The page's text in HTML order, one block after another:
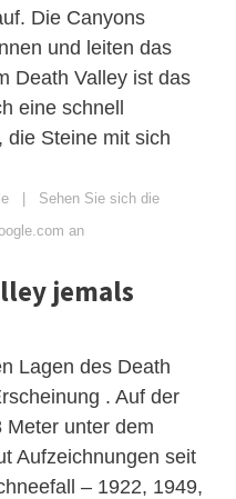
Die Canyons
und leiten das
Death Valley ist das
eine schnell
die Steine ​​mit sich
| Sehen Sie sich die
an
jemals
Lagen des Death
. Auf der
Meter unter dem
Aufzeichnungen seit
– 1922, 1949,